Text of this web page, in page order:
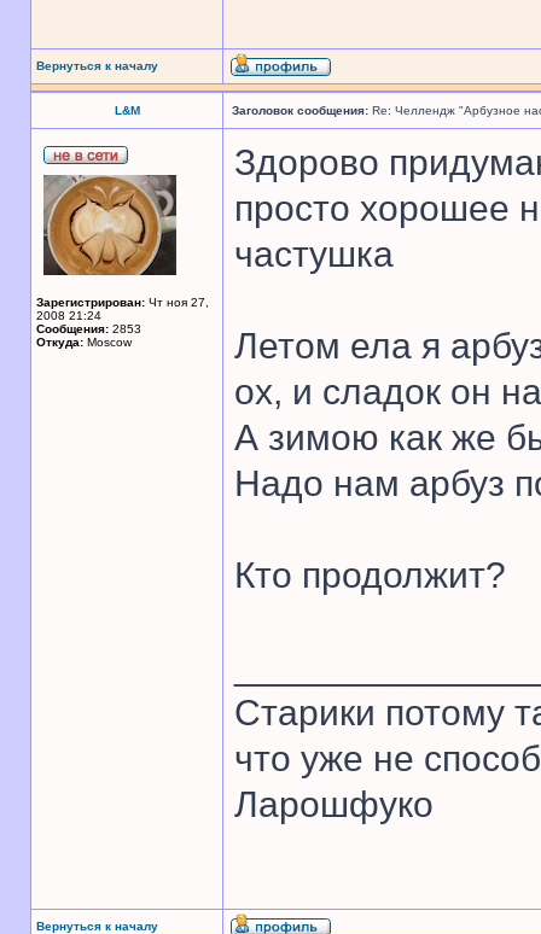
Вернуться к началу
L&M Заголовок сообщения: Re: Челлендж "Арбузное
Зарегистрирован: Чт ноя 27,
2008 21:24
Сообщения: 2853
Откуда: Moscow
Здорово
просто хорошее
частушка
Летом ела я
ох, и сладок он
А зимою как же
Надо нам арбуз
Кто продолжит?
Старики потому
что уже не
Ларошфуко
Вернуться к началу